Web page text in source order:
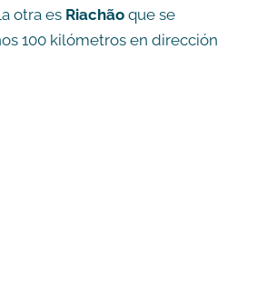
otra es Riachão que se
100 kilómetros en dirección